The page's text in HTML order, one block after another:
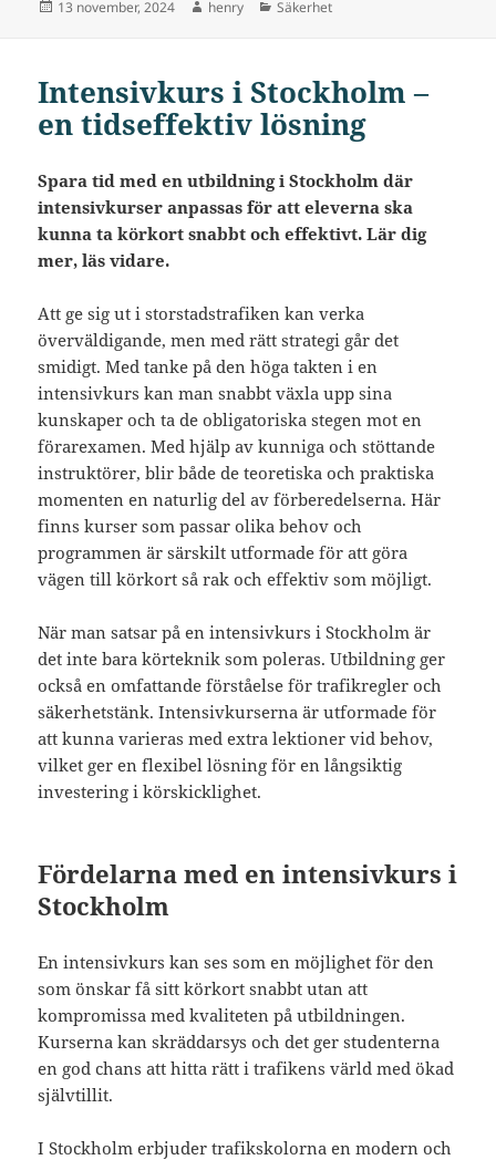
Postat
13 november, 2024 Författare
henry Kategorier
Säkerhet
Intensivkurs i Stockholm –
en tidseffektiv lösning
Spara tid med en utbildning i Stockholm där
intensivkurser anpassas för att eleverna ska
kunna ta körkort snabbt och effektivt. Lär dig
mer, läs vidare.
Att ge sig ut i storstadstrafiken kan verka
överväldigande, men med rätt strategi går det
smidigt. Med tanke på den höga takten i en
intensivkurs kan man snabbt växla upp sina
kunskaper och ta de obligatoriska stegen mot en
förarexamen. Med hjälp av kunniga och stöttande
instruktörer, blir både de teoretiska och praktiska
momenten en naturlig del av förberedelserna. Här
finns kurser som passar olika behov och
programmen är särskilt utformade för att göra
vägen till körkort så rak och effektiv som möjligt.
När man satsar på en intensivkurs i Stockholm är
det inte bara körteknik som poleras. Utbildning ger
också en omfattande förståelse för trafikregler och
säkerhetstänk. Intensivkurserna är utformade för
att kunna varieras med extra lektioner vid behov,
vilket ger en flexibel lösning för en långsiktig
investering i körskicklighet.
Fördelarna med en intensivkurs i
Stockholm
En intensivkurs kan ses som en möjlighet för den
som önskar få sitt körkort snabbt utan att
kompromissa med kvaliteten på utbildningen.
Kurserna kan skräddarsys och det ger studenterna
en god chans att hitta rätt i trafikens värld med ökad
självtillit.
I Stockholm erbjuder trafikskolorna en modern och